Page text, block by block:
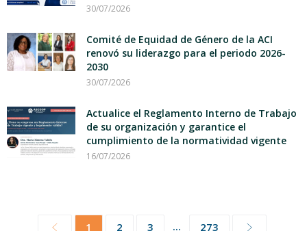
30/07/2026
Comité de Equidad de Género de la ACI
renovó su liderazgo para el periodo 2026-
2030
30/07/2026
Actualice el Reglamento Interno de Trabajo
de su organización y garantice el
cumplimiento de la normatividad vigente
16/07/2026
1 2 3 ... 273